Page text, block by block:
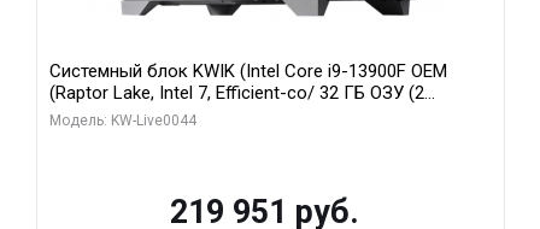
Системный блок KWIK (Intel Core i9-13900F OEM
(Raptor Lake, Intel 7, Efficient-co/ 32 ГБ ОЗУ (2
модуля)/ Gigabyte RTX5070Ti AERO OC 16GB GDDR7
Модель: KW-Live0044
219 951 руб.